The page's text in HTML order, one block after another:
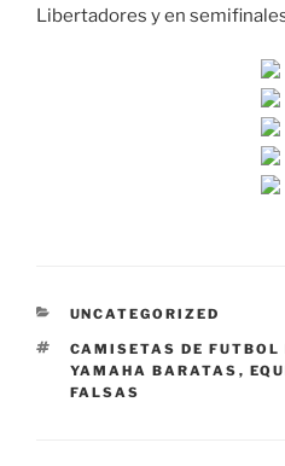
Libertadores y en
CATEGORÍAS
UNCATEGORIZED
ETIQUETAS
CAMISETAS DE FUTBOL
YAMAHA BARATAS ,
FALSAS